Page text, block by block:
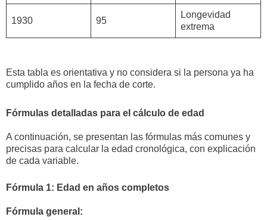
1930 95
Longevidad
extrema
Esta tabla es orientativa y no considera si la persona ya ha
cumplido años en la fecha de corte.
Fórmulas detalladas para el cálculo de edad
A continuación, se presentan las fórmulas más comunes y
precisas para calcular la edad cronológica, con explicación
de cada variable.
Fórmula 1: Edad en años completos
Fórmula general: